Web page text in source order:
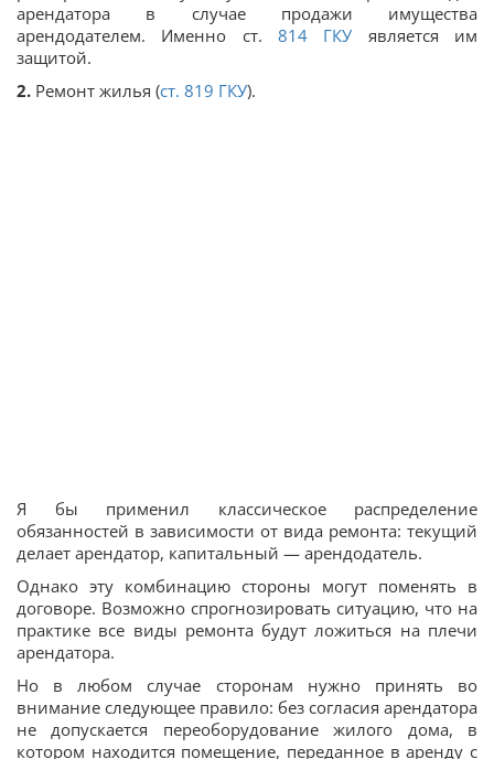
арендатора в случае продажи имущества
арендодателем. Именно ст. 814 ГКУ является им
защитой.
2. Ремонт жилья (ст. 819 ГКУ).
Я бы применил классическое распределение
обязанностей в зависимости от вида ремонта: текущий
делает арендатор, капитальный — арендодатель.
Однако эту комбинацию стороны могут поменять в
договоре. Возможно спрогнозировать ситуацию, что на
практике все виды ремонта будут ложиться на плечи
арендатора.
Но в любом случае сторонам нужно принять во
внимание следующее правило: без согласия арендатора
не допускается переоборудование жилого дома, в
котором находится помещение, переданное в аренду с